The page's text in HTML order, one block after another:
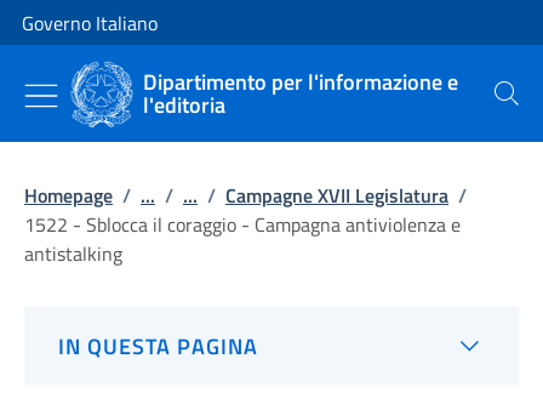
Vai al contenuto
Vai alla navigazione del sito
Governo Italiano
Dipartimento per l'informazione e
l'editoria Cerca
Homepage / ... / ... / Campagne XVII Legislatura /
1522 - Sblocca il coraggio - Campagna antiviolenza e
antistalking
IN QUESTA PAGINA